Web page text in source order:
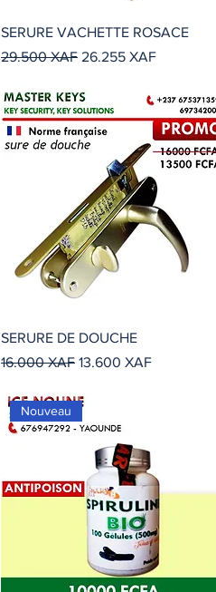
SERURE VACHETTE ROSACE
Precio
29.500 XAF Precio de oferta
26.255 XAF
SERURE DE DOUCHE
Precio
16.000 XAF Precio de oferta
13.600 XAF
Nouveau